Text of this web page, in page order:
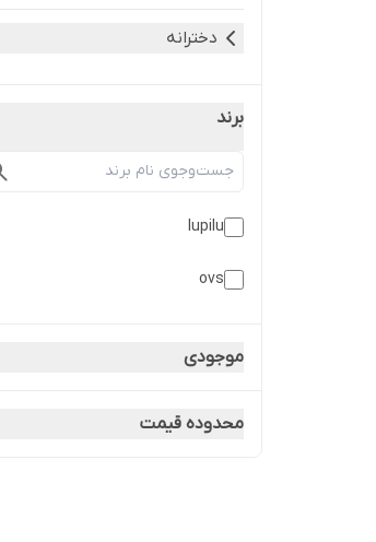
دخترانه
برند
lupilu
ovs
موجودی
محدوده قیمت